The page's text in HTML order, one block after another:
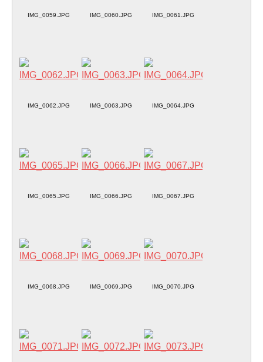
IMG_0059.JPG IMG_0060.JPG IMG_0061.JPG
IMG_0062.JPG IMG_0063.JPG IMG_0064.JPG
IMG_0065.JPG IMG_0066.JPG IMG_0067.JPG
IMG_0068.JPG IMG_0069.JPG IMG_0070.JPG